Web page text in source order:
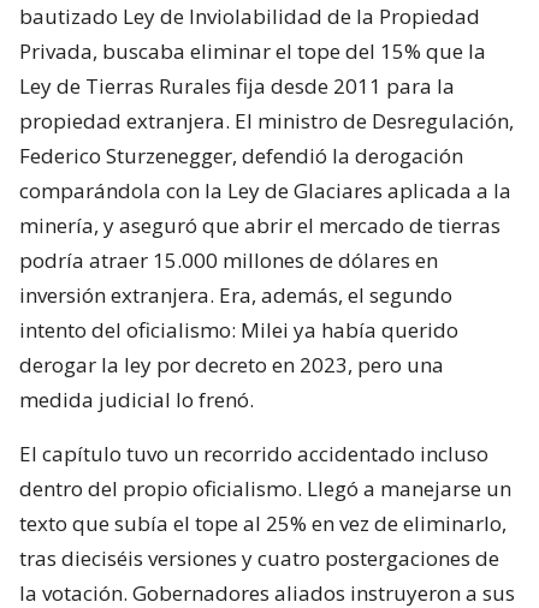
bautizado Ley de Inviolabilidad de la Propiedad
Privada, buscaba eliminar el tope del 15% que la
Ley de Tierras Rurales fija desde 2011 para la
propiedad extranjera. El ministro de Desregulación,
Federico Sturzenegger, defendió la derogación
comparándola con la Ley de Glaciares aplicada a la
minería, y aseguró que abrir el mercado de tierras
podría atraer 15.000 millones de dólares en
inversión extranjera. Era, además, el segundo
intento del oficialismo: Milei ya había querido
derogar la ley por decreto en 2023, pero una
medida judicial lo frenó.
El capítulo tuvo un recorrido accidentado incluso
dentro del propio oficialismo. Llegó a manejarse un
texto que subía el tope al 25% en vez de eliminarlo,
tras dieciséis versiones y cuatro postergaciones de
la votación. Gobernadores aliados instruyeron a sus